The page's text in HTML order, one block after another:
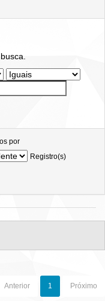
por
Registro(s)
Anterior 1 Próximo